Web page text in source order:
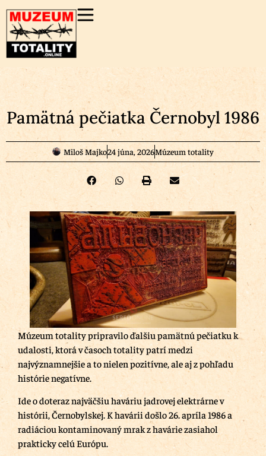
Pamätná pečiatka Černobyl 1986
Miloš Majko24 júna, 2026Múzeum totality
Múzeum totality pripravilo ďalšiu pamätnú pečiatku k
udalosti, ktorá v časoch totality patrí medzi
najvýznamnejšie a to nielen pozitívne, ale aj z pohľadu
histórie negatívne.
Ide o doteraz najväčšiu haváriu jadrovej elektrárne v
histórii, Černobylskej. K havárii došlo 26. apríla 1986 a
radiáciou kontaminovaný mrak z havárie zasiahol
prakticky celú Európu.